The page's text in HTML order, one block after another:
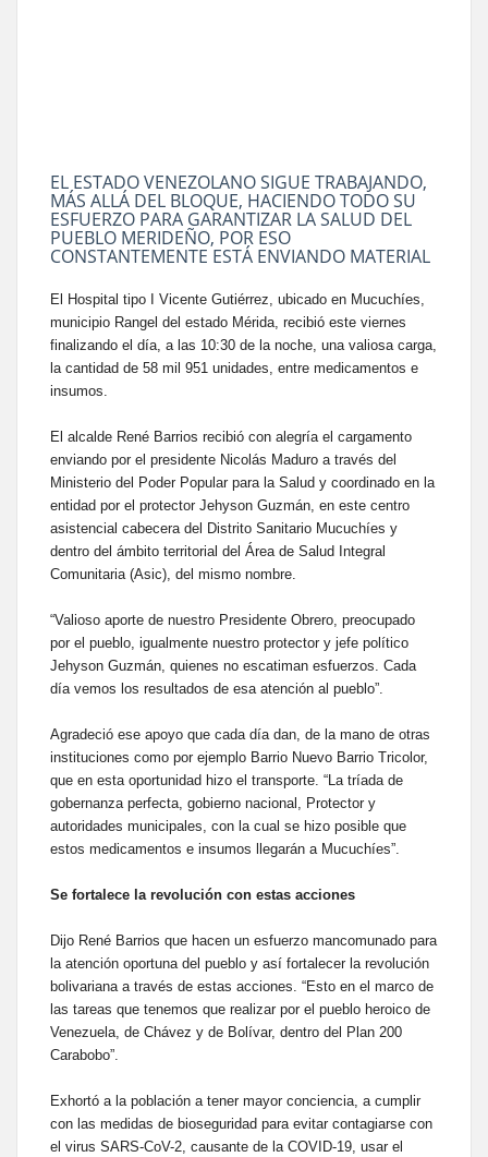
EL ESTADO VENEZOLANO SIGUE TRABAJANDO,
MÁS ALLÁ DEL BLOQUE, HACIENDO TODO SU
ESFUERZO PARA GARANTIZAR LA SALUD DEL
PUEBLO MERIDEÑO, POR ESO
CONSTANTEMENTE ESTÁ ENVIANDO MATERIAL
El Hospital tipo I Vicente Gutiérrez, ubicado en Mucuchíes,
municipio Rangel del estado Mérida, recibió este viernes
finalizando el día, a las 10:30 de la noche, una valiosa carga,
la cantidad de 58 mil 951 unidades, entre medicamentos e
insumos.
El alcalde René Barrios recibió con alegría el cargamento
enviando por el presidente Nicolás Maduro a través del
Ministerio del Poder Popular para la Salud y coordinado en la
entidad por el protector Jehyson Guzmán, en este centro
asistencial cabecera del Distrito Sanitario Mucuchíes y
dentro del ámbito territorial del Área de Salud Integral
Comunitaria (Asic), del mismo nombre.
“Valioso aporte de nuestro Presidente Obrero, preocupado
por el pueblo, igualmente nuestro protector y jefe político
Jehyson Guzmán, quienes no escatiman esfuerzos. Cada
día vemos los resultados de esa atención al pueblo”.
Agradeció ese apoyo que cada día dan, de la mano de otras
instituciones como por ejemplo Barrio Nuevo Barrio Tricolor,
que en esta oportunidad hizo el transporte. “La tríada de
gobernanza perfecta, gobierno nacional, Protector y
autoridades municipales, con la cual se hizo posible que
estos medicamentos e insumos llegarán a Mucuchíes”.
Se fortalece la revolución con estas acciones
Dijo René Barrios que hacen un esfuerzo mancomunado para
la atención oportuna del pueblo y así fortalecer la revolución
bolivariana a través de estas acciones. “Esto en el marco de
las tareas que tenemos que realizar por el pueblo heroico de
Venezuela, de Chávez y de Bolívar, dentro del Plan 200
Carabobo”.
Exhortó a la población a tener mayor conciencia, a cumplir
con las medidas de bioseguridad para evitar contagiarse con
el virus SARS-CoV-2, causante de la COVID-19, usar el